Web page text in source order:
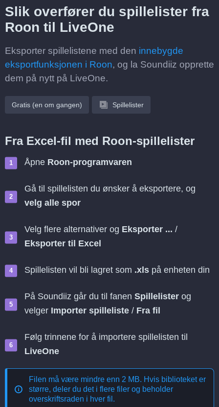
Slik overfører du spillelister fra
Roon til LiveOne
Eksporter spillelistene med den innebygde
eksportfunksjonen i Roon, og la Soundiiz opprette
dem på nytt på LiveOne.
Gratis (en om gangen) Spillelister
Fra Excel-fil med Roon-spillelister
Åpne Roon-programvaren
Gå til spillelisten du ønsker å eksportere, og
velg alle spor
Velg flere alternativer og Eksporter ... /
Eksporter til Excel
Spillelisten vil bli lagret som .xls på enheten din
På Soundiiz går du til fanen Spillelister og
velger Importer spilleliste / Fra fil
Følg trinnene for å importere spillelisten til
LiveOne
Filen må være mindre enn 2 MB. Hvis biblioteket er
større, deler du det i flere filer og beholder
overskriftsraden i hver fil.